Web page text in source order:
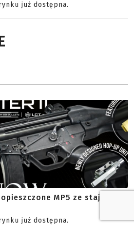
już dostępna.
MP5 ze stajni LCT
już dostępna.